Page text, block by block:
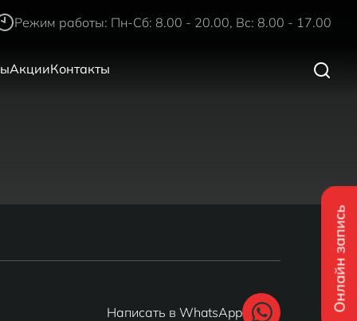
Режим работы: Пн-Сб: 8.00 - 20.00, Вс: 8.00 - 17.00
АкцииКонтакты
Онлайн запись
Написать в WhatsApp